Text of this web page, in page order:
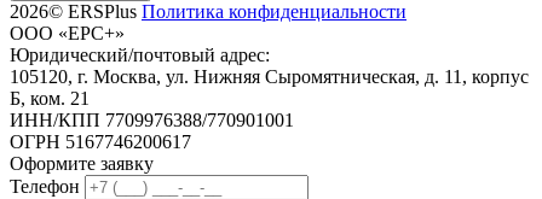
2026© ERSPlus Политика конфиденциальности
ООО «ЕРС+»
Юридический/почтовый адрес:
105120, г. Москва, ул. Нижняя Сыромятническая, д. 11, корпус
Б, ком. 21
ИНН/КПП 7709976388/770901001
ОГРН 5167746200617
Оформите заявку
Телефон